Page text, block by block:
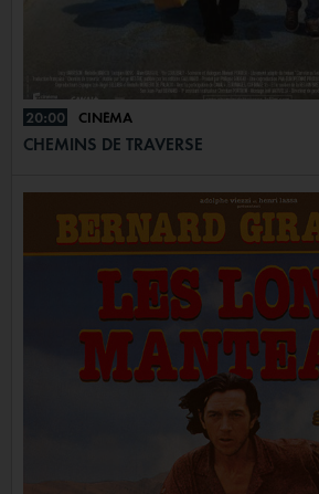
20:00 CINÉMA
CHEMINS DE TRAVERSE